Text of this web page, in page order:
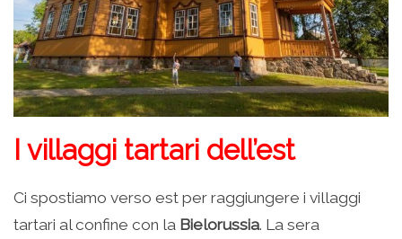
I villaggi tartari dell’est
Ci spostiamo verso est per raggiungere i villaggi
tartari al confine con la Bielorussia. La sera